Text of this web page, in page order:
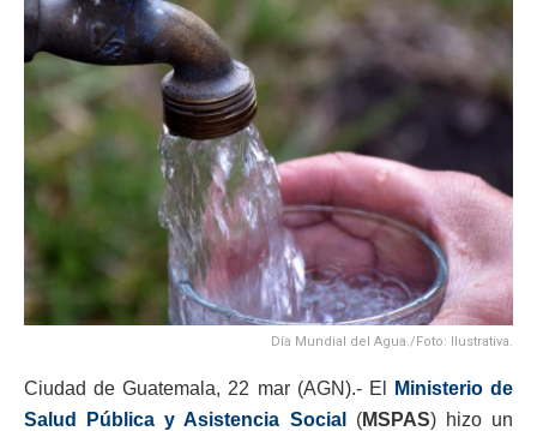
Día Mundial del Agua./Foto: Ilustrativa.
Ciudad de Guatemala, 22 mar (AGN).- El
Ministerio de
Salud Pública y Asistencia Social
(MSPAS) hizo un